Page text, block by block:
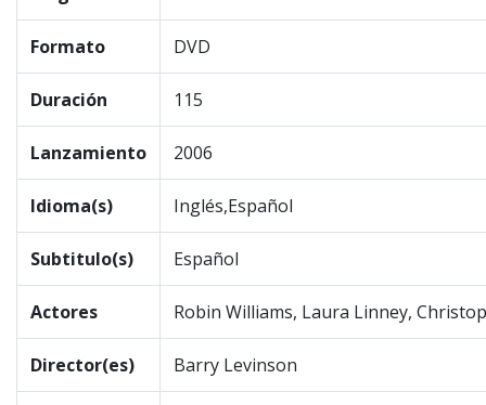
Formato DVD
Duración 115
Lanzamiento 2006
Idioma(s) Inglés,Español
Subtitulo(s) Español
Actores Robin Williams, Laura Linney,
Director(es) Barry Levinson